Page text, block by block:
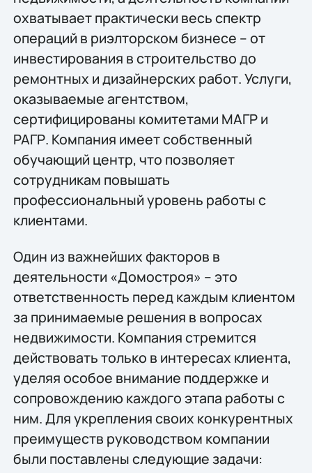
охватывает практически весь спектр
операций в риэлторском бизнесе – от
инвестирования в строительство до
ремонтных и дизайнерских работ. Услуги,
оказываемые агентством,
сертифицированы комитетами МАГР и
РАГР. Компания имеет собственный
обучающий центр, что позволяет
сотрудникам повышать
профессиональный уровень работы с
клиентами.
Один из важнейших факторов в
деятельности «Домостроя» – это
ответственность перед каждым клиентом
за принимаемые решения в вопросах
недвижимости. Компания стремится
действовать только в интересах клиента,
уделяя особое внимание поддержке и
сопровождению каждого этапа работы с
ним. Для укрепления своих конкурентных
преимуществ руководством компании
были поставлены следующие задачи: